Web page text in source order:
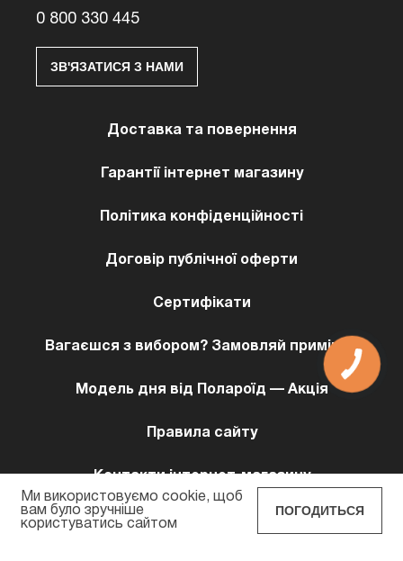
0 800 330 445
ЗВ'ЯЗАТИСЯ З НАМИ
Доставка та повернення
Гарантії інтернет магазину
Політика конфіденційності
Договір публічної оферти
Сертифікати
Вагаєшся з вибором? Замовляй примірку!
Модель дня від Полароїд — Акція
Правила сайту
Контакти інтернет-магазину
POLAROID EYEWEAR © 2026 Всi права захищенi
Ми використовуємо cookie, щоб
вам було зручніше
користуватись сайтом
ПОГОДИТЬСЯ